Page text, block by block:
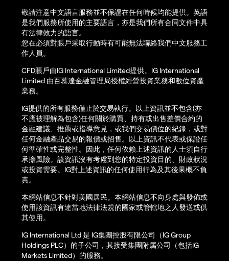
敬請注意中文語言服務並不保證在任何時候均能提供。英語
是我們服務所使用的主要語言，亦是我們所有合同文件中具
有法律效力的語言。
您在必須對賬戶采取行動時有可能無法聯絡我們中文服務工
作人員。
CFD賬戶由IG International Limited提供。IG International
Limited 由百慕達金融管理局授權經營投資業務和數位資產
業務。
IG提供的所有服務僅止於交易執行。以上資訊並不包含(亦
不應被理解為包含)任何關於購買、持有或出售差價合約的
金融建議、推薦或指導意見，或我們交易價位的紀錄，或對
任何金融產品交易的報價或招售。以上資訊不代表或保證任
何準確性或完整性。因此，任何依賴上述資訊的人士須自行
承擔風險。該資訊沒有考慮到您的特定投資目的、財政狀況
或投資需要。IG對上述資訊的任何使用行為及其後果概不負
責。
本網站信息不針對美國居民。本網站信息不向身處與發佈或
使用該資訊有違當地法律法規的國家或管轄地之人發送或供
其使用。
IG International Ltd 是 IG集團控股有限公司（IG Group
Holdings PLC）的子公司，其接受集團附属公司（包括IG
Markets Limited）的服務。